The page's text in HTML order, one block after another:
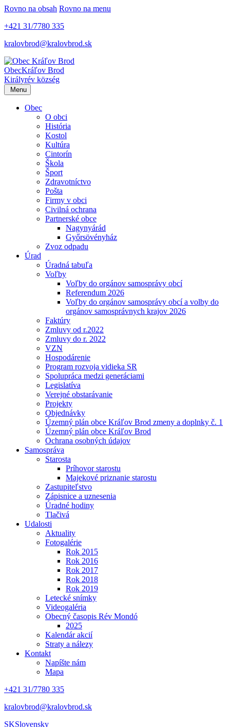
Rovno na obsah Rovno na menu
+421 31/7780 335
kralovbrod@kralovbrod.sk
ObecKráľov Brod
Királyrév község
Menu
Obec
O obci
História
Kostol
Kultúra
Cintorín
Škola
Šport
Zdravotníctvo
Pošta
Firmy v obci
Civilná ochrana
Partnerské obce
Nagynyárád
Győrsövényház
Zvoz odpadu
Úrad
Úradná tabuľa
Voľby
Voľby do orgánov samosprávy obcí
Referendum 2026
Voľby do orgánov samosprávy obcí a volby do
orgánov samosprávnych krajov 2026
Faktúry
Zmluvy od r.2022
Zmluvy do r. 2022
VZN
Hospodárenie
Program rozvoja vidieka SR
Spolupráca medzi generáciami
Legislatíva
Verejné obstarávanie
Projekty
Objednávky
Územný plán obce Kráľov Brod zmeny a doplnky č. 1
Územný plán obce Kráľov Brod
Ochrana osobných údajov
Samospráva
Starosta
Príhovor starostu
Majekové priznanie starostu
Zastupiteľstvo
Zápisnice a uznesenia
Úradné hodiny
Tlačivá
Udalosti
Aktuality
Fotogalérie
Rok 2015
Rok 2016
Rok 2017
Rok 2018
Rok 2019
Letecké snímky
Videogaléria
Obecný časopis Rév Mondó
2025
Kalendár akcií
Straty a nálezy
Kontakt
Napíšte nám
Mapa
+421 31/7780 335
kralovbrod@kralovbrod.sk
SKSlovensky